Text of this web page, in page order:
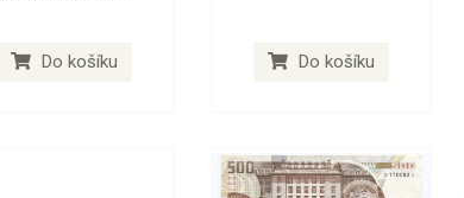
Do košíku Do košíku